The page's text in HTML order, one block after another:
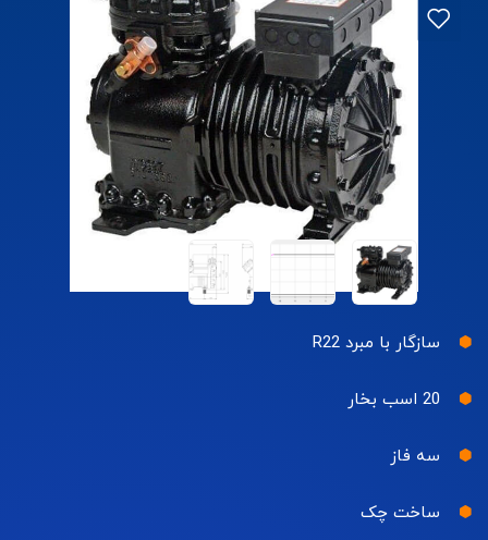
سازگار با مبرد R22
20 اسب بخار
سه فاز
ساخت چک